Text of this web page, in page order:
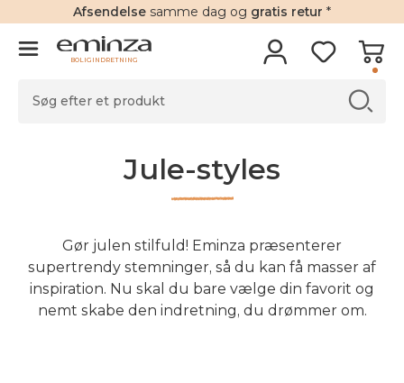
Afsendelse samme dag og gratis retur *
BOLIGINDRETNING
Jule-styles
Gør julen stilfuld! Eminza præsenterer
supertrendy stemninger, så du kan få masser af
inspiration. Nu skal du bare vælge din favorit og
nemt skabe den indretning, du drømmer om.